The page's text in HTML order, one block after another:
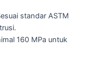
standar ASTM
160 MPa untuk